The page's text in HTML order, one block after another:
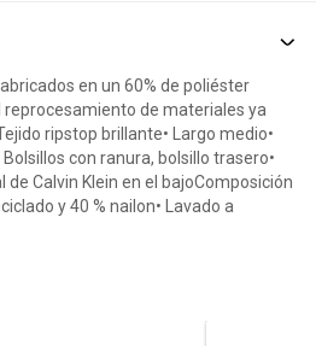
en un 60% de poliéster
reprocesamiento de materiales ya
ripstop brillante• Largo medio•
con ranura, bolsillo trasero•
de Calvin Klein en el bajoComposición
y 40 % nailon• Lavado a